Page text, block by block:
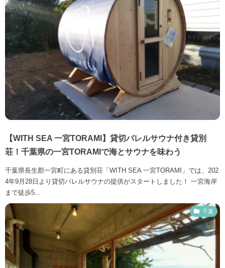
【WITH SEA 一宮TORAMI】貸切バレルサウナ付き貸別
荘！千葉県の一宮TORAMIで海とサウナを味わう
千葉県長生郡一宮町にある貸別荘「WITH SEA 一宮TORAMI」では、202
4年9月28日より貸切バレルサウナの提供がスタートしました！ 一宮海岸
まで徒歩5...
千葉